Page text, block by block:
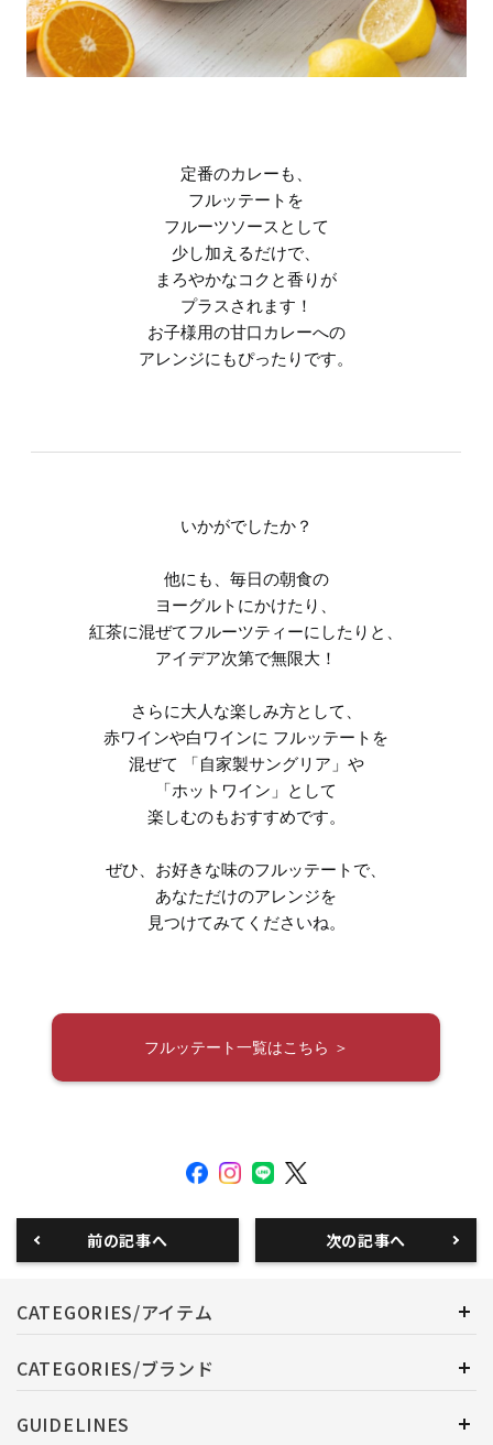
定番のカレーも、
フルッテートを
フルーツソースとして
少し加えるだけで、
まろやかなコクと香りが
プラスされます！
お子様用の甘口カレーへの
アレンジにもぴったりです。
いかがでしたか？
他にも、毎日の朝食の
ヨーグルトにかけたり、
紅茶に混ぜてフルーツティーにしたりと、
アイデア次第で無限大！
さらに大人な楽しみ方として、
赤ワインや白ワインに フルッテートを
混ぜて 「自家製サングリア」や
「ホットワイン」として
楽しむのもおすすめです。
ぜひ、お好きな味のフルッテートで、
あなただけのアレンジを
見つけてみてくださいね。
フルッテート一覧はこちら ＞
前の記事へ 次の記事へ
CATEGORIES/アイテム
CATEGORIES/ブランド
GUIDELINES